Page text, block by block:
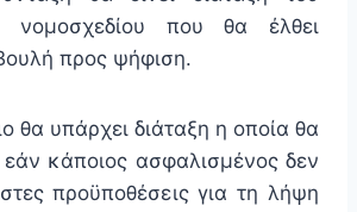
νομοσχεδίου που θα έλθει
προς ψήφιση.
θα υπάρχει διάταξη η οποία θα
εάν κάποιος ασφαλισμένος δεν
προϋποθέσεις για τη λήψη